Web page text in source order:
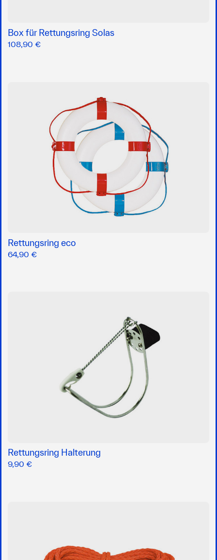
Box für Rettungsring Solas
108,90 €
Rettungsring eco
64,90 €
Rettungsring Halterung
9,90 €